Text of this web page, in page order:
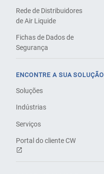
Rede de Distribuidores
de Air Liquide
Fichas de Dados de
Segurança
ENCONTRE A SUA SOLUÇÃO
Soluções
Indústrias
Serviços
Portal do cliente CW